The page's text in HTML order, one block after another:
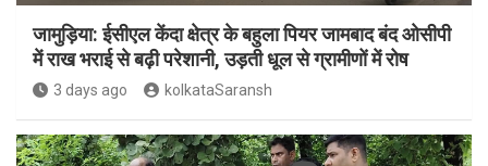
जामुड़िया: ईसीएल केंदा क्षेत्र के बहुला पियर जामबाद बंद ओसीपी
में राख भराई से बढ़ी परेशानी, उड़ती धूल से ग्रामीणों में रोष
3 days ago kolkataSaransh